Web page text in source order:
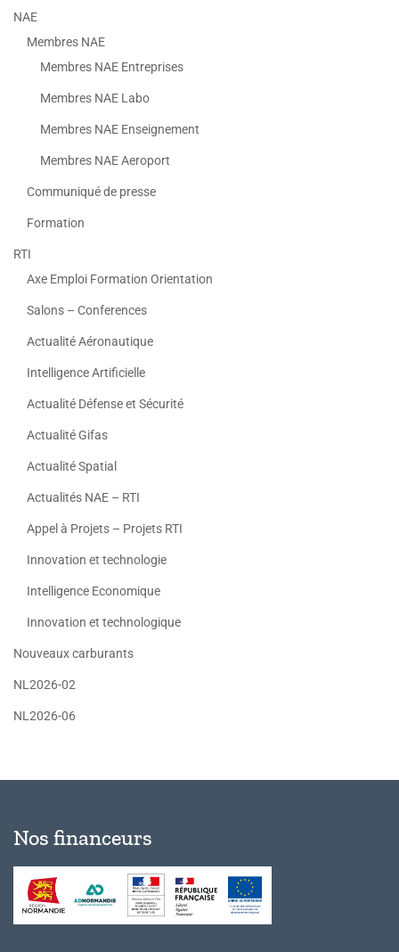
NAE
Membres NAE
Membres NAE Entreprises
Membres NAE Labo
Membres NAE Enseignement
Membres NAE Aeroport
Communiqué de presse
Formation
RTI
Axe Emploi Formation Orientation
Salons – Conferences
Actualité Aéronautique
Intelligence Artificielle
Actualité Défense et Sécurité
Actualité Gifas
Actualité Spatial
Actualités NAE – RTI
Appel à Projets – Projets RTI
Innovation et technologie
Intelligence Economique
Innovation et technologique
Nouveaux carburants
NL2026-02
NL2026-06
Nos financeurs